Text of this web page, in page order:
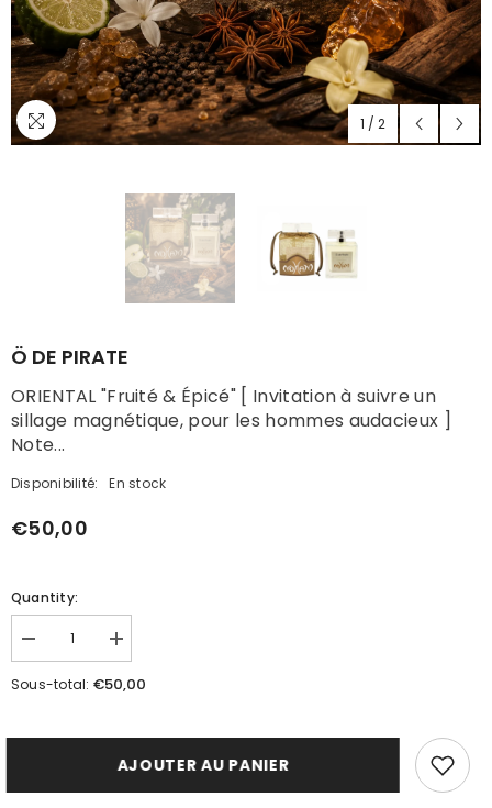
1 / 2
Ö DE PIRATE
ORIENTAL "Fruité & Épicé" [ Invitation à suivre un
sillage magnétique, pour les hommes audacieux ]
Note...
Disponibilité: En stock
€50,00
Quantity:
Réduire
la
quantité
Augmenter
la
quantité
de
Sous-total: €50,00
AJOUTER AU PANIER